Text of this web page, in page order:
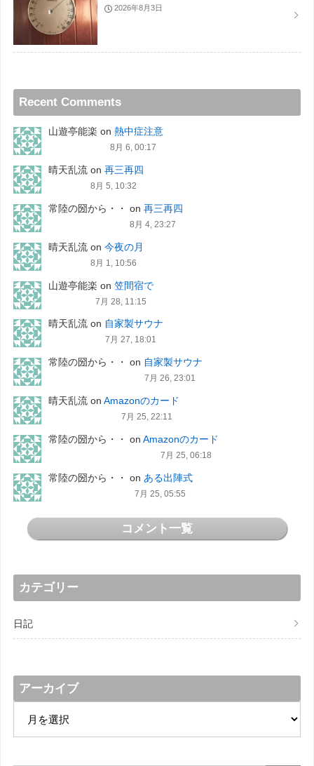
2026年8月3日
Recent Comments
山遊亭能楽 on 熱中症注意
8月 6, 00:17
晴天乱流on 再三再四
8月 5, 10:32
常陸の圀から・・ on 再三再四
8月 4, 23:27
晴天乱流on 今夜の月
8月 1, 10:56
山遊亭能楽 on 笠間宿で
7月 28, 11:15
晴天乱流on 自家製サウナ
7月 27, 18:01
常陸の圀から・・ on 自家製サウナ
7月 26, 23:01
晴天乱流on Amazonのカード
7月 25, 22:11
常陸の圀から・・ on Amazonのカード
7月 25, 06:18
常陸の圀から・・ on ある出陣式
7月 25, 05:55
コメント一覧
カテゴリー
日記
アーカイブ
カ